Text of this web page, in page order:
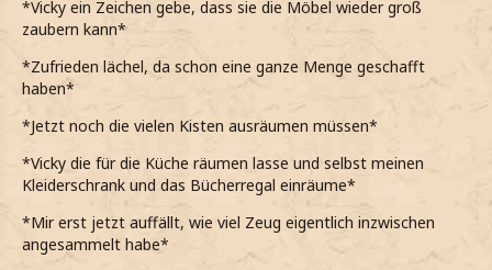
*Vicky ein Zeichen gebe, dass sie die Möbel wieder groß
zaubern kann*
*Zufrieden lächel, da schon eine ganze Menge geschafft
haben*
*Jetzt noch die vielen Kisten ausräumen müssen*
*Vicky die für die Küche räumen lasse und selbst meinen
Kleiderschrank und das Bücherregal einräume*
*Mir erst jetzt auffällt, wie viel Zeug eigentlich inzwischen
angesammelt habe*